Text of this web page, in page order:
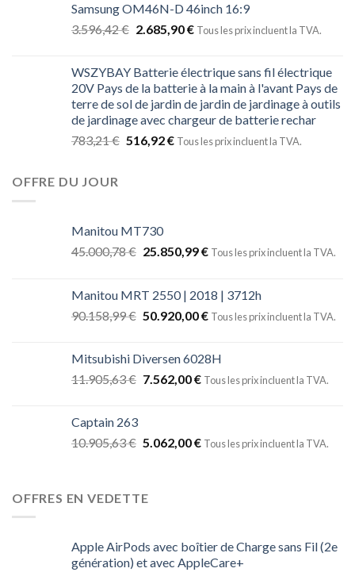
Samsung OM46N-D 46inch 16:9
3.596,42€ 2.685,90€ Tous les prix incluent la TVA.
WSZYBAY Batterie électrique sans fil électrique
20V Pays de la batterie à la main à l'avant Pays de
terre de sol de jardin de jardin de jardinage à outils
de jardinage avec chargeur de batterie rechar
783,21€ 516,92€ Tous les prix incluent la TVA.
OFFRE DU JOUR
Manitou MT730
45.000,78€ 25.850,99€ Tous les prix incluent la TVA.
Manitou MRT 2550 | 2018 | 3712h
90.158,99€ 50.920,00€ Tous les prix incluent la TVA.
Mitsubishi Diversen 6028H
11.905,63€ 7.562,00€ Tous les prix incluent la TVA.
Captain 263
10.905,63€ 5.062,00€ Tous les prix incluent la TVA.
OFFRES EN VEDETTE
Apple AirPods avec boîtier de Charge sans Fil (2e
génération) et avec AppleCare+